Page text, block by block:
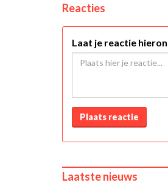
Reacties
Laat je reactie
Plaats reactie
Laatste nieuws